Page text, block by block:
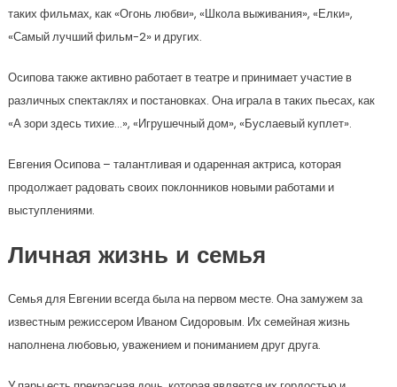
таких фильмах, как «Огонь любви», «Школа выживания», «Елки»,
«Самый лучший фильм-2» и других.
Осипова также активно работает в театре и принимает участие в
различных спектаклях и постановках. Она играла в таких пьесах, как
«А зори здесь тихие…», «Игрушечный дом», «Буслаевый куплет».
Евгения Осипова – талантливая и одаренная актриса, которая
продолжает радовать своих поклонников новыми работами и
выступлениями.
Личная жизнь и семья
Семья для Евгении всегда была на первом месте. Она замужем за
известным режиссером Иваном Сидоровым. Их семейная жизнь
наполнена любовью, уважением и пониманием друг друга.